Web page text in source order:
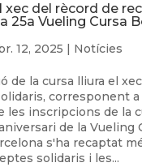
xec del rècord de
25a Vueling Cursa
12, 2025 | Notícies
de la cursa lliura el
corresponent a
les inscripcions de la
de la Vueling
s'ha recaptat
solidaris i les...